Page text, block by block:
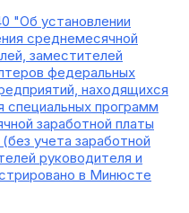
"Об установлении
среднемесячной
заместителей
федеральных
находящихся
специальных программ
заработной платы
учета заработной
руководителя и
в Минюсте